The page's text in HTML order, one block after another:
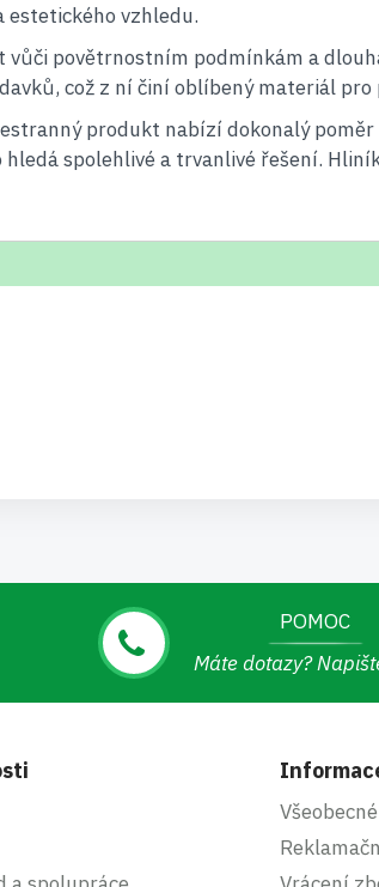
estetického vzhledu.
vůči povětrnostním podmínkám a
což z ní činí oblíbený materiál
produkt nabízí dokonalý
spolehlivé a trvanlivé řešení.
POMOC
Máte dotazy?